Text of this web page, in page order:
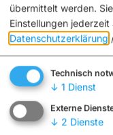
Galerie KUNST
Im Bauernfeld 18
96049 Bamberg
0951 3918499
übermittelt werden.
Einstellungen jederzeit
Datenschutzerklärung
Technisch
↓ 1 Dienst
Externe
↓ 2 Dienste